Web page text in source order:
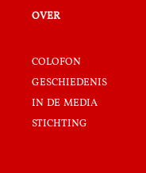
over
colofon
geschiedenis
in de media
stichting